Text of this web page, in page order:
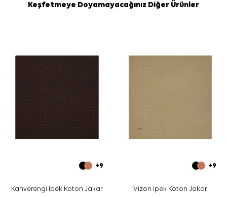
Keşfetmeye Doyamayacağınız Diğer Ürünler
+9
Kahverengi İpek Koton Jakar
+9
Vizon İpek Koton Jakar